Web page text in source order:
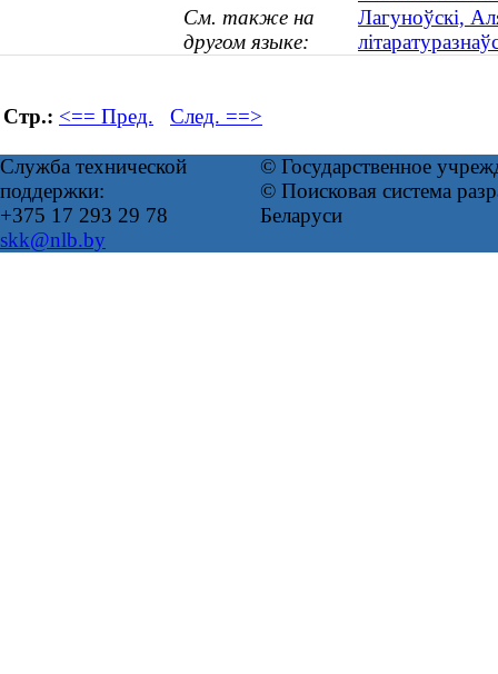
См. также на
другом языке:
Лагуноўскі,
Стр.: <== Пред. След. ==>
Служба технической
поддержки:
+375 17 293 29 78
skk@nlb.by
© Государственное
© Поисковая система
Беларуси